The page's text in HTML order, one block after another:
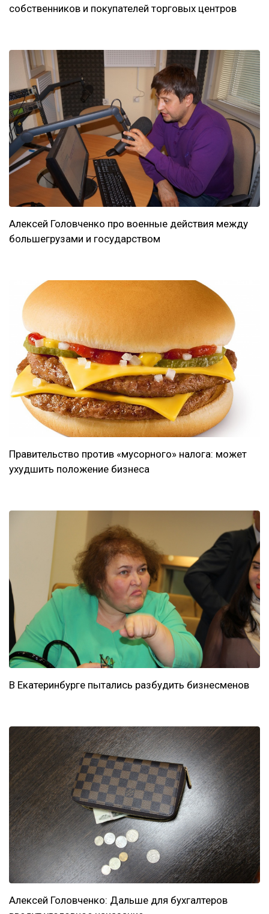
собственников и покупателей торговых центров
Алексей Головченко про военные действия между
большегрузами и государством
Правительство против «мусорного» налога: может
ухудшить положение бизнеса
В Екатеринбурге пытались разбудить бизнесменов
Алексей Головченко: Дальше для бухгалтеров